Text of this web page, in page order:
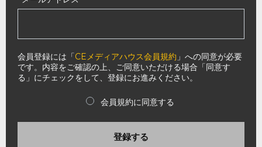
会員登録には「CEメディアハウス会員規約 」への同意が必要
です。内容をご確認の上、ご同意いただける場合「同意す
る」にチェックをして、登録にお進みください。
会員規約に同意する
登録する